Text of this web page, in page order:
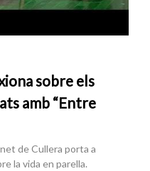
sobre els
amb “Entre
de Cullera porta a
la vida en parella.